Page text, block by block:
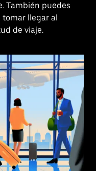
También puedes
llegar al
de viaje.